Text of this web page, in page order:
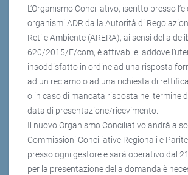
L’Organismo Conciliativo, iscritto presso
organismi ADR dalla Autorità di
Reti e Ambiente (ARERA), ai sensi della
620/2015/E/com, è attivabile laddove
insoddisfatto in ordine ad una risposta
ad un reclamo o ad una richiesta di
o in caso di mancata risposta nel termine
data di presentazione/ricevimento.
Il nuovo Organismo Conciliativo andrà a
Commissioni Conciliative Regionali e
presso ogni gestore e sarà operativo dal
per la presentazione della domanda è